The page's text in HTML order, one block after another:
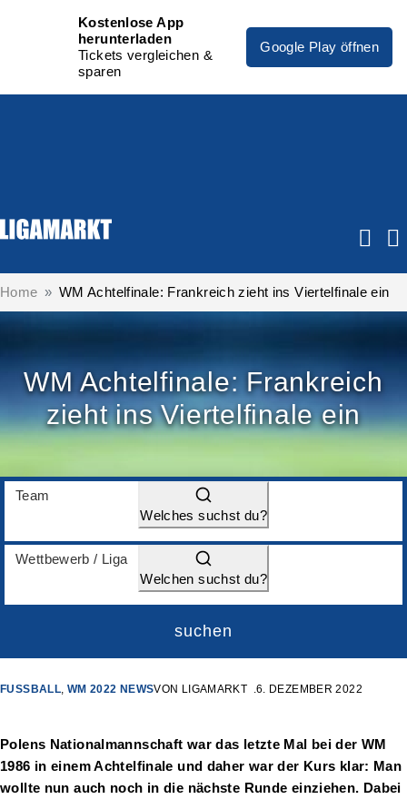
Kostenlose App
herunterladen
Tickets vergleichen &
sparen
Google Play öffnen
Home WM Achtelfinale: Frankreich zieht ins Viertelfinale ein
WM Achtelfinale: Frankreich
zieht ins Viertelfinale ein
Team
Welches suchst du?
Wettbewerb / Liga
Welchen suchst du?
suchen
FUSSBALL , WM 2022 NEWSVON LIGAMARKT 6. DEZEMBER 2022
Polens Nationalmannschaft war das letzte Mal bei der WM
1986 in einem Achtelfinale und daher war der Kurs klar: Man
wollte nun auch noch in die nächste Runde einziehen. Dabei